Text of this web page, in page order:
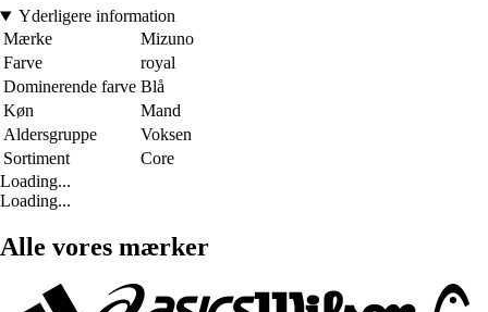
Yderligere information
Mærke
Mizuno
Farve
royal
Dominerende farve Blå
Køn
Mand
Aldersgruppe
Voksen
Sortiment
Core
Loading...
Loading...
Alle vores mærker